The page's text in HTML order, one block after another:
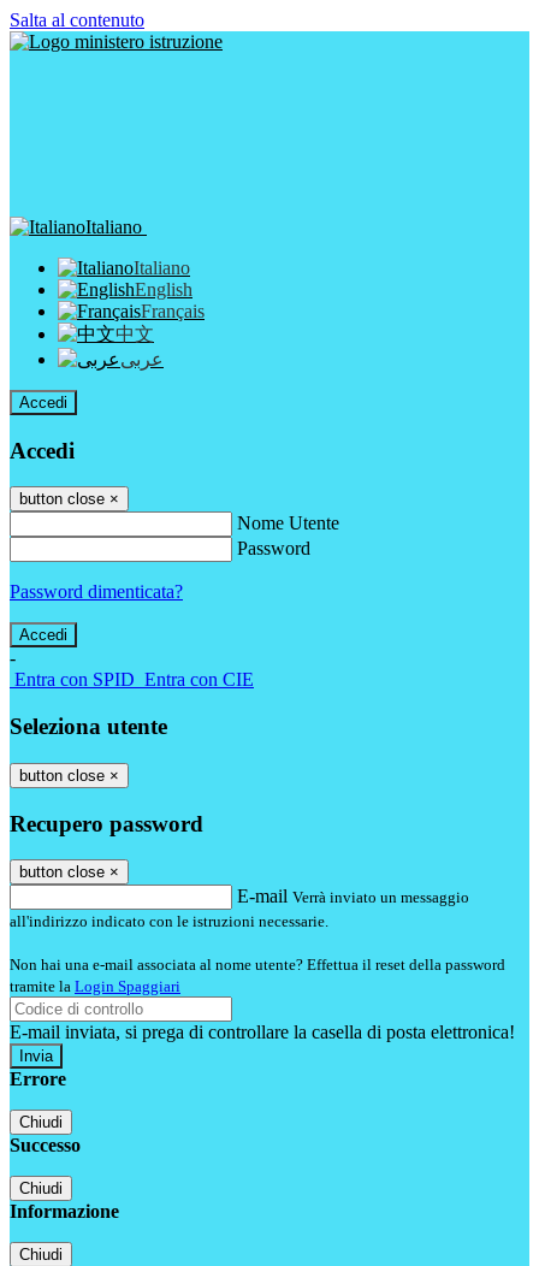
Salta al contenuto
Italiano
Italiano
English
Français
中文
عربى
Accedi
Accedi
button close ×
Nome Utente
Password
Password dimenticata?
-
Entra con SPID Entra con CIE
Seleziona utente
button close ×
Recupero password
button close ×
E-mail Verrà inviato un messaggio
all'indirizzo indicato con le istruzioni necessarie.
Non hai una e-mail associata al nome utente? Effettua il reset della password
tramite la Login Spaggiari
E-mail inviata, si prega di controllare la casella di posta elettronica!
Errore
Chiudi
Successo
Chiudi
Informazione
Chiudi